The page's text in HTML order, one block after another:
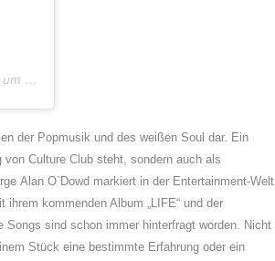
PDT
der Popmusik und des weißen Soul dar. Ein
Culture Club steht, sondern auch als
Alan O`Dowd markiert in der Entertainment-Welt
ihrem kommenden Album „LIFE“ und der
Songs sind schon immer hinterfragt worden. Nicht
Stück eine bestimmte Erfahrung oder ein